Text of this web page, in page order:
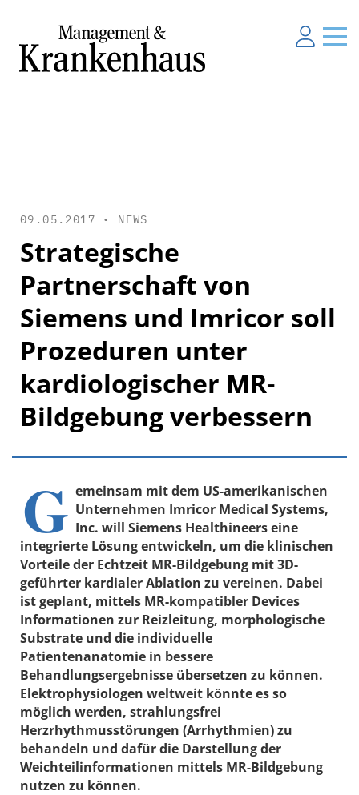
09.05.2017 • NEWS
Strategische
Partnerschaft von
Siemens und Imricor soll
Prozeduren unter
kardiologischer MR-
Bildgebung verbessern
G emeinsam mit dem US-amerikanischen
Unternehmen Imricor Medical Systems,
Inc. will Siemens Healthineers eine
integrierte Lösung entwickeln, um die klinischen
Vorteile der Echtzeit MR-Bildgebung mit 3D-
geführter kardialer Ablation zu vereinen. Dabei
ist geplant, mittels MR-kompatibler Devices
Informationen zur Reizleitung, morphologische
Substrate und die individuelle
Patientenanatomie in bessere
Behandlungsergebnisse übersetzen zu können.
Elektrophysiologen weltweit könnte es so
möglich werden, strahlungsfrei
Herzrhythmusstörungen (Arrhythmien) zu
behandeln und dafür die Darstellung der
Weichteilinformationen mittels MR-Bildgebung
nutzen zu können.